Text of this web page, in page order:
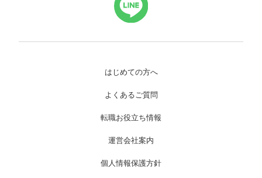
はじめての方へ
よくあるご質問
転職お役立ち情報
運営会社案内
個人情報保護方針